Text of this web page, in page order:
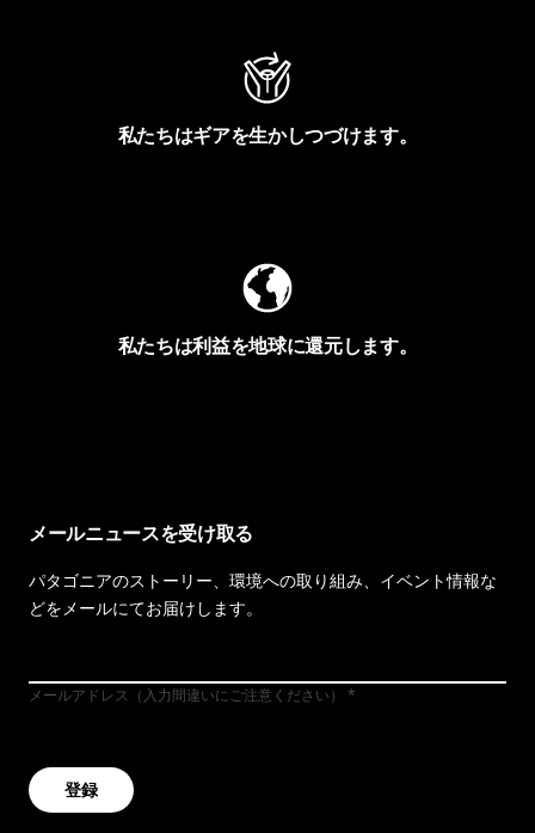
私たちはギアを生かしつづけます。
私たちは利益を地球に還元します。
メールニュースを受け取る
パタゴニアのストーリー、環境への取り組み、イベント情報な
どをメールにてお届けします。
メールアドレス（入力間違いにご注意ください）
登録